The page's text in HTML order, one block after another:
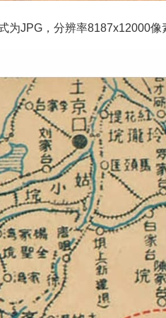
为JPG，分辨率8187x12000